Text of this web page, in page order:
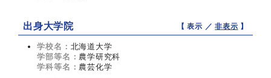
出身大学院 【 表示 ／非表示 】
学校名： 北海道大学
学部等名： 農学研究科
学科等名： 農芸化学